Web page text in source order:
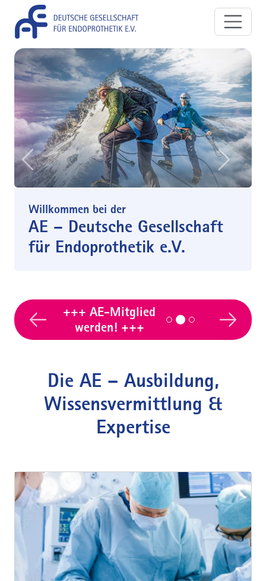
Direkt zum Inhalt
Willkommen bei der
AE – Deutsche Gesellschaft
für Endoprothetik e.V.
Previous Next
+++ AE-Mitglied
werden! +++
Previous Next
Die AE – Ausbildung,
Wissensvermittlung &
Expertise